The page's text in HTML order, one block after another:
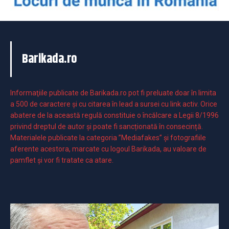
Barikada.ro
Informaţiile publicate de Barikada.ro pot fi preluate doar în limita
a 500 de caractere şi cu citarea în lead a sursei cu link activ. Orice
abatere de la această regulă constituie o încălcare a Legii 8/1996
privind dreptul de autor și poate fi sancționată în consecință.
Materialele publicate la categoria ”Mediafakes” și fotografiile
aferente acestora, marcate cu logoul Barikada, au valoare de
pamflet și vor fi tratate ca atare.